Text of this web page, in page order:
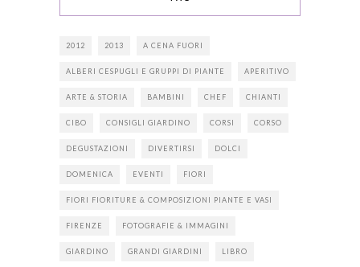
2012 2013 A CENA FUORI
ALBERI CESPUGLI E GRUPPI DI PIANTE APERITIVO
ARTE & STORIA BAMBINI CHEF CHIANTI
CIBO CONSIGLI GIARDINO CORSI CORSO
DEGUSTAZIONI DIVERTIRSI DOLCI
DOMENICA EVENTI FIORI
FIORI FIORITURE & COMPOSIZIONI PIANTE E VASI
FIRENZE FOTOGRAFIE & IMMAGINI
GIARDINO GRANDI GIARDINI LIBRO